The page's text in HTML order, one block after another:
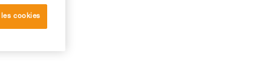
cookies